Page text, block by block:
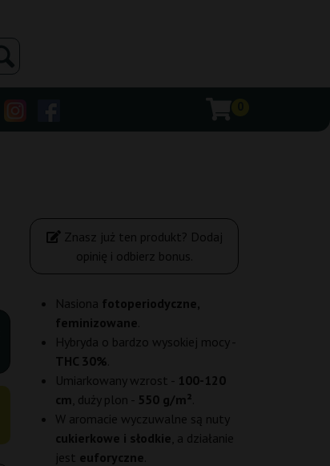
Znasz już ten produkt? Dodaj
opinię i odbierz bonus.
Nasiona fotoperiodyczne,
feminizowane
Hybryda o bardzo wysokiej mocy -
THC 30%
Umiarkowany wzrost - 100-120
cm , duży plon - 550 g/m²
W aromacie wyczuwalne są nuty
cukierkowe i słodkie , a działanie
jest euforyczne